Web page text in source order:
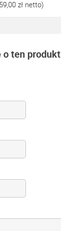
zł netto)
ten produkt